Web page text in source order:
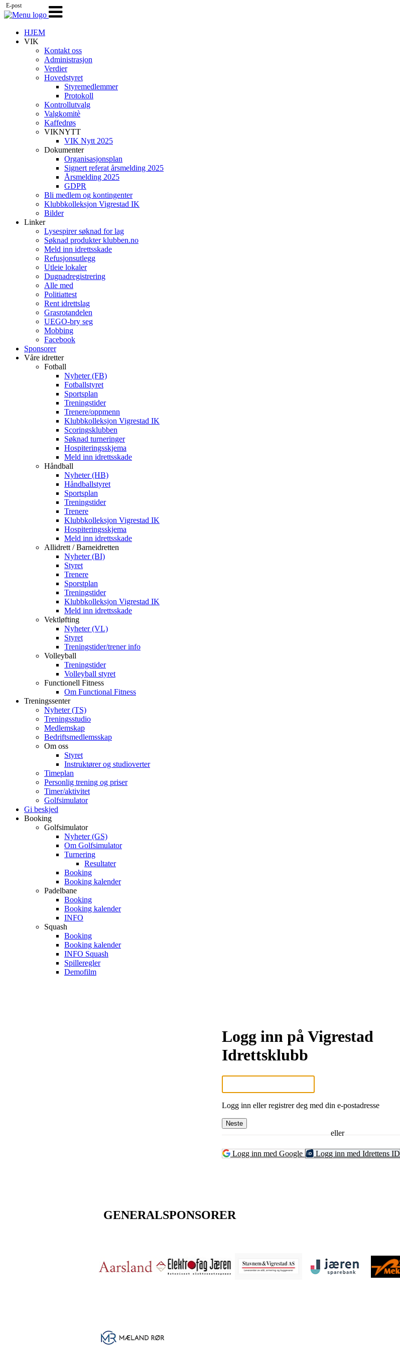
Veksle
navigasjon
HJEM
VIK
Kontakt oss
Administrasjon
Verdier
Hovedstyret
Styremedlemmer
Protokoll
Kontrollutvalg
Valgkomitè
Kaffedrøs
VIKNYTT
VIK Nytt 2025
Dokumenter
Organisasjonsplan
Signert referat årsmelding 2025
Årsmelding 2025
GDPR
Bli medlem og kontingenter
Klubbkolleksjon Vigrestad IK
Bilder
Linker
Lysespirer søknad for lag
Søknad produkter klubben.no
Meld inn idrettsskade
Refusjonsutlegg
Utleie lokaler
Dugnadregistrering
Alle med
Politiattest
Rent idrettslag
Grasrotandelen
UEGO-bry seg
Mobbing
Facebook
Sponsorer
Våre idretter
Fotball
Nyheter (FB)
Fotballstyret
Sportsplan
Treningstider
Trenere/oppmenn
Klubbkolleksjon Vigrestad IK
Scoringsklubben
Søknad turneringer
Hospiteringsskjema
Meld inn idrettsskade
Håndball
Nyheter (HB)
Håndballstyret
Sportsplan
Treningstider
Trenere
Klubbkolleksjon Vigrestad IK
Hospiteringsskjema
Meld inn idrettsskade
Allidrett / Barneidretten
Nyheter (BI)
Styret
Trenere
Sporstplan
Treningstider
Klubbkolleksjon Vigrestad IK
Meld inn idrettsskade
Vektløfting
Nyheter (VL)
Styret
Treningstider/trener info
Volleyball
Treningstider
Volleyball styret
Functionell Fitness
Om Functional Fitness
Treningssenter
Nyheter (TS)
Treningsstudio
Medlemskap
Bedriftsmedlemsskap
Om oss
Styret
Instruktører og studioverter
Timeplan
Personlig trening og priser
Timer/aktivitet
Golfsimulator
Gi beskjed
Booking
Golfsimulator
Nyheter (GS)
Om Golfsimulator
Turnering
Resultater
Booking
Booking kalender
Padelbane
Booking
Booking kalender
INFO
Squash
Booking
Booking kalender
INFO Squash
Spilleregler
Demofilm
Logg inn på Vigrestad
Idrettsklubb
E-post
Logg inn eller registrer deg med din e-postadresse
Neste
eller
Logg inn med Google Logg inn med Idrettens ID
GENERALSPONSORER